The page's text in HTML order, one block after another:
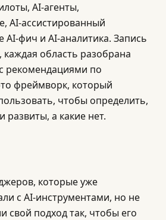
AI-агенты,
AI-ассистированный
AI-фич и AI-аналитика. Запись
каждая область разобрана
рекомендациями по
фреймворк, который
чтобы определить,
развиты, а какие нет.
которые уже
с AI-инструментами, но не
свой подход так, чтобы его